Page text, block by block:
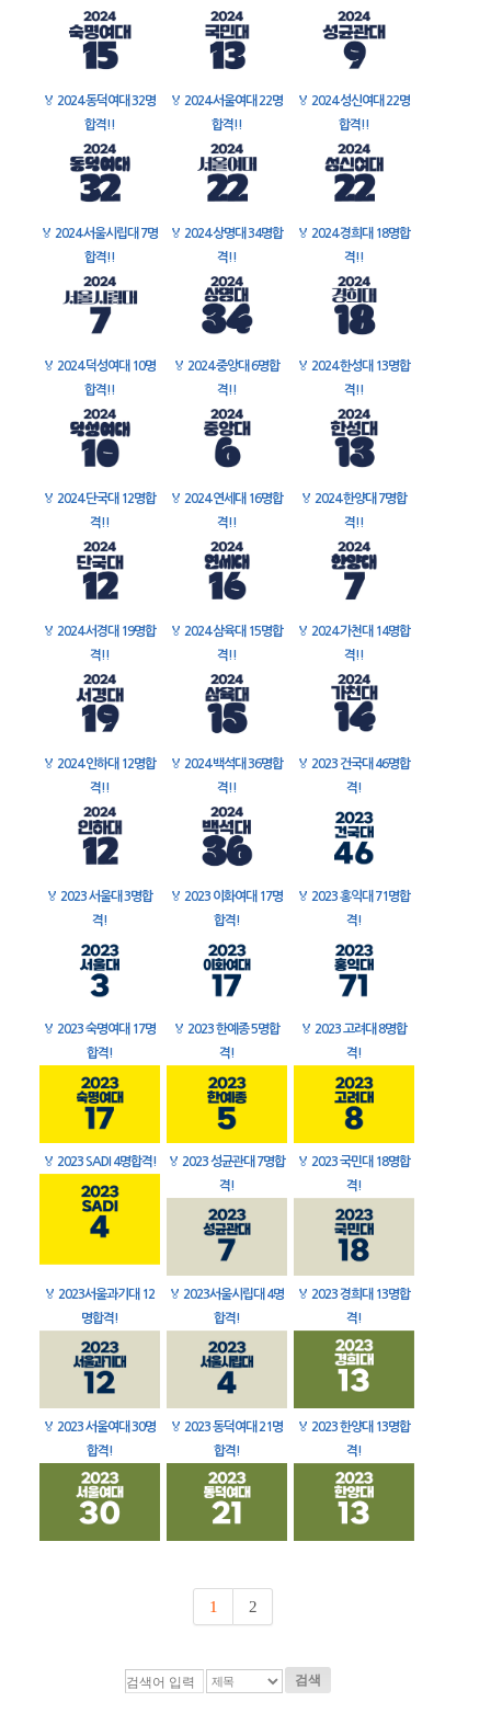
🏅 2024 동덕여대 32명
합격!!
🏅 2024 서울여대 22명
합격!!
🏅 2024 성신여대 22명
합격!!
🏅 2024 서울시립대 7명
합격!!
🏅 2024 상명대 34명합
격!!
🏅 2024 경희대 18명합
격!!
🏅 2024 덕성여대 10명
합격!!
🏅 2024 중앙대 6명합
격!!
🏅 2024 한성대 13명합
격!!
🏅 2024 단국대 12명합
격!!
🏅 2024 연세대 16명합
격!!
🏅 2024 한양대 7명합
격!!
🏅 2024 서경대 19명합
격!!
🏅 2024 삼육대 15명합
격!!
🏅 2024 가천대 14명합
격!!
🏅 2024 인하대 12명합
격!!
🏅 2024 백석대 36명합
격!!
🏅 2023 건국대 46명합
격!
🏅 2023 서울대 3명합
격!
🏅 2023 이화여대 17명
합격!
🏅 2023 홍익대 71명합
격!
🏅 2023 숙명여대 17명
합격!
🏅 2023 한예종 5명합
격!
🏅 2023 고려대 8명합
격!
🏅 2023 SADI 4명합격! 🏅 2023 성균관대 7명합
격!
🏅 2023 국민대 18명합
격!
🏅 2023서울과기대 12
명합격!
🏅 2023서울시립대 4명
합격!
🏅 2023 경희대 13명합
격!
🏅 2023 서울여대 30명
합격!
🏅 2023 동덕여대 21명
합격!
🏅 2023 한양대 13명합
격!
1 2
검색